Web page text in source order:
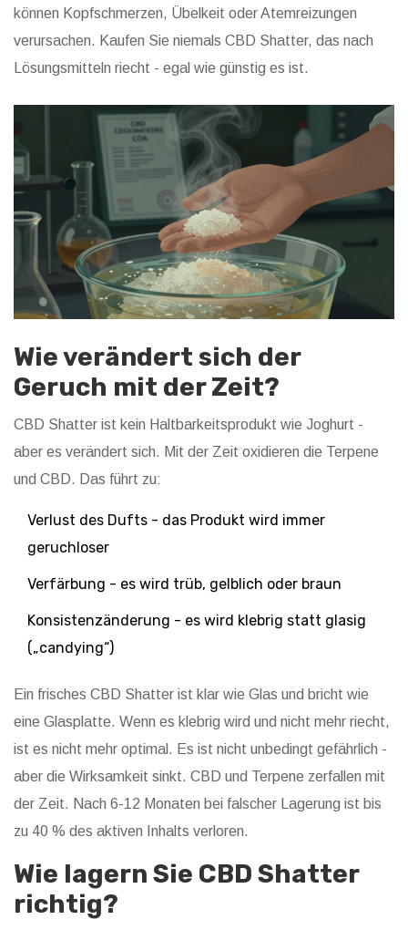
können Kopfschmerzen, Übelkeit oder Atemreizungen
verursachen. Kaufen Sie niemals CBD Shatter, das nach
Lösungsmitteln riecht - egal wie günstig es ist.
Wie verändert sich der
Geruch mit der Zeit?
CBD Shatter ist kein Haltbarkeitsprodukt wie Joghurt -
aber es verändert sich. Mit der Zeit oxidieren die Terpene
und CBD. Das führt zu:
Verlust des Dufts - das Produkt wird immer
geruchloser
Verfärbung - es wird trüb, gelblich oder braun
Konsistenzänderung - es wird klebrig statt glasig
(„candying“)
Ein frisches CBD Shatter ist klar wie Glas und bricht wie
eine Glasplatte. Wenn es klebrig wird und nicht mehr riecht,
ist es nicht mehr optimal. Es ist nicht unbedingt gefährlich -
aber die Wirksamkeit sinkt. CBD und Terpene zerfallen mit
der Zeit. Nach 6-12 Monaten bei falscher Lagerung ist bis
zu 40 % des aktiven Inhalts verloren.
Wie lagern Sie CBD Shatter
richtig?